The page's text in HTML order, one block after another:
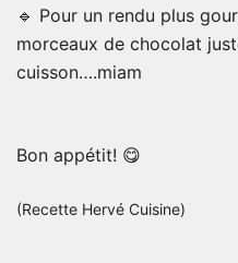
🔹 Pour un rendu plus
morceaux de chocolat
cuisson….miam
Bon appétit! 😋
(Recette Hervé Cuisine)